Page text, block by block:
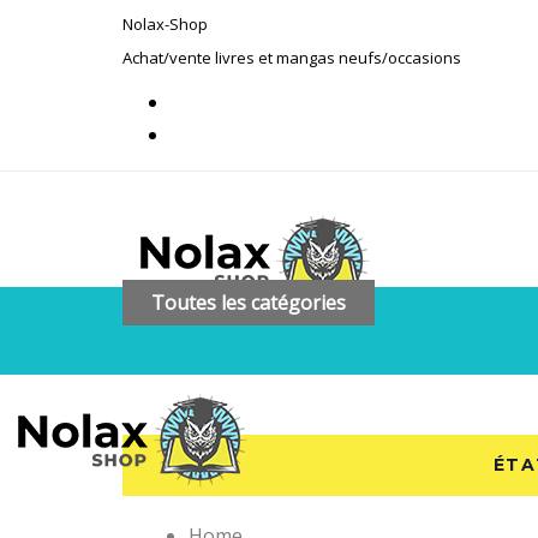
Nolax-Shop
Achat/vente livres et mangas neufs/occasions
Toutes les catégories